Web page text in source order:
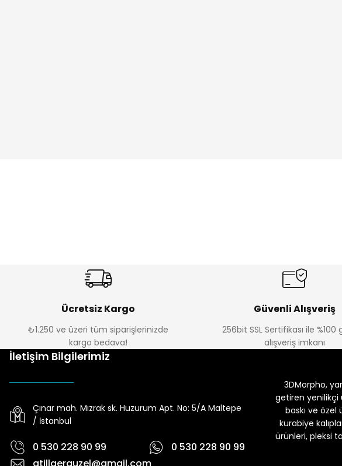
Ücretsiz Kargo
₺1.250 ve üzeri tüm siparişlerinizde
kargo bedava!
Güvenli Alışveriş
256bit SSL Sertifikası ile %100
alışveriş imkanı
İletişim Bilgilerimiz
Çınar mah. Mızrak sk. Huzurum Apt. No: 5/A Maltepe
/ İstanbul
0 530 228 90 99
0 530 228 90 99
3DMorpho,
getiren yenilikçi
baskı ve özel
kurabiye
ürünleri, pleksi